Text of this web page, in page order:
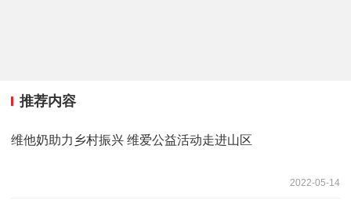
推荐内容
维他奶助力乡村振兴 维爱公益活动走进山区
2022-05-14